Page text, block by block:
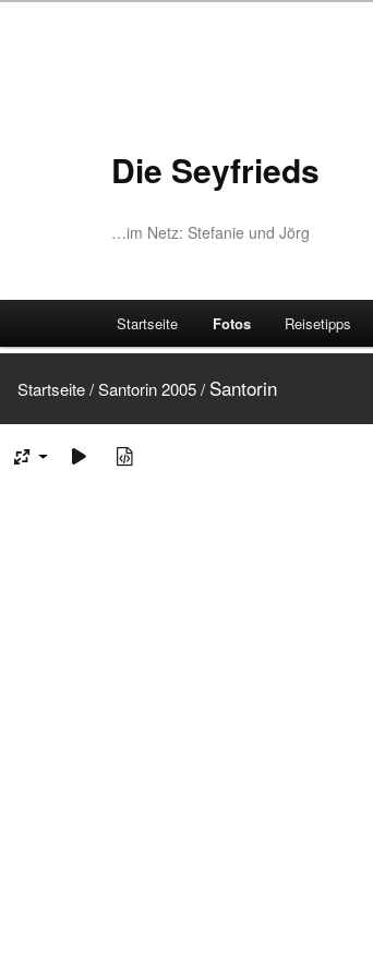
Die Seyfrieds
…im Netz: Stefanie und Jörg
Startseite Fotos Reisetipps
Startseite/Santorin 2005/ Santorin